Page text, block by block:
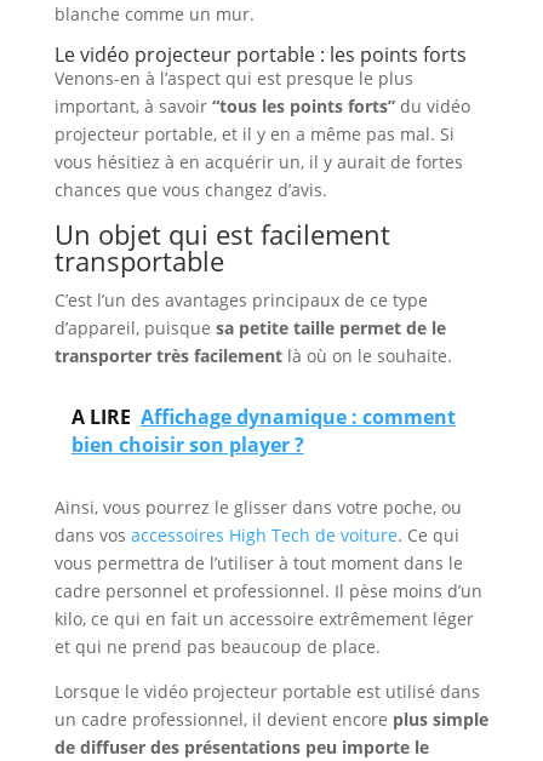
blanche comme un mur.
Le vidéo projecteur portable : les points forts
Venons-en à l’aspect qui est presque le plus
important, à savoir “tous les points forts”du vidéo
projecteur portable, et il y en a même pas mal. Si
vous hésitiez à en acquérir un, il y aurait de fortes
chances que vous changez d’avis.
Un objet qui est facilement
transportable
C’est l’un des avantages principaux de ce type
d’appareil, puisque sa petite taille permet de le
transporter très facilementlà où on le souhaite.
A LIRE Affichage dynamique : comment
bien choisir son player ?
Ainsi, vous pourrez le glisser dans votre poche, ou
dans vos accessoires High Tech de voiture. Ce qui
vous permettra de l’utiliser à tout moment dans le
cadre personnel et professionnel. Il pèse moins d’un
kilo, ce qui en fait un accessoire extrêmement léger
et qui ne prend pas beaucoup de place.
Lorsque le vidéo projecteur portable est utilisé dans
un cadre professionnel, il devient encore plus simple
de diffuser des présentations peu importe le